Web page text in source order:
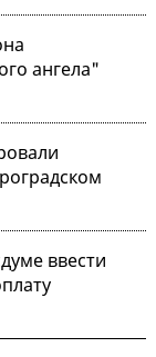
ангела"
ввести